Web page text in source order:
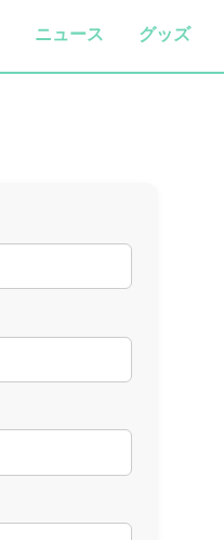
ニュース グッズ